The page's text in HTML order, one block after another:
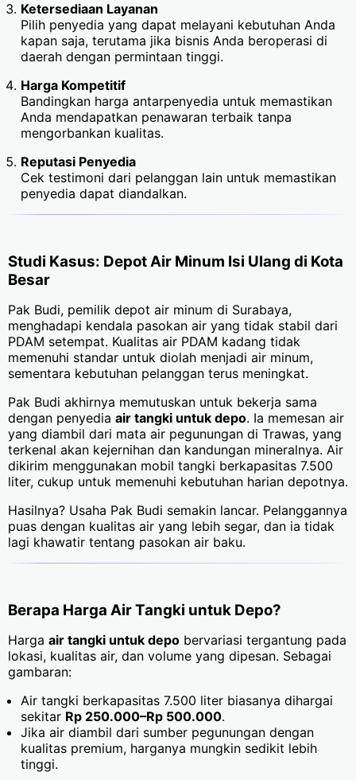
Ketersediaan Layanan
Pilih penyedia yang dapat melayani kebutuhan Anda
kapan saja, terutama jika bisnis Anda beroperasi di
daerah dengan permintaan tinggi.
Harga Kompetitif
Bandingkan harga antarpenyedia untuk memastikan
Anda mendapatkan penawaran terbaik tanpa
mengorbankan kualitas.
Reputasi Penyedia
Cek testimoni dari pelanggan lain untuk memastikan
penyedia dapat diandalkan.
Studi Kasus: Depot Air Minum Isi Ulang di Kota
Besar
Pak Budi, pemilik depot air minum di Surabaya,
menghadapi kendala pasokan air yang tidak stabil dari
PDAM setempat. Kualitas air PDAM kadang tidak
memenuhi standar untuk diolah menjadi air minum,
sementara kebutuhan pelanggan terus meningkat.
Pak Budi akhirnya memutuskan untuk bekerja sama
dengan penyedia air tangki untuk depo. Ia memesan air
yang diambil dari mata air pegunungan di Trawas, yang
terkenal akan kejernihan dan kandungan mineralnya. Air
dikirim menggunakan mobil tangki berkapasitas 7.500
liter, cukup untuk memenuhi kebutuhan harian depotnya.
Hasilnya? Usaha Pak Budi semakin lancar. Pelanggannya
puas dengan kualitas air yang lebih segar, dan ia tidak
lagi khawatir tentang pasokan air baku.
Berapa Harga Air Tangki untuk Depo?
Harga air tangki untuk depo bervariasi tergantung pada
lokasi, kualitas air, dan volume yang dipesan. Sebagai
gambaran:
Air tangki berkapasitas 7.500 liter biasanya dihargai
sekitar Rp 250.000–Rp 500.000.
Jika air diambil dari sumber pegunungan dengan
kualitas premium, harganya mungkin sedikit lebih
tinggi.